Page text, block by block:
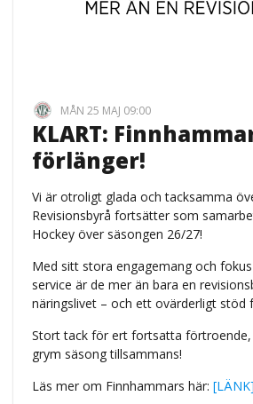
MÅN 25 MAJ 09:00
KLART:
förlänger!
​Vi är otroligt glada och tacksamma
Revisionsbyrå fortsätter som
Hockey över säsongen 26/27!
​Med sitt stora engagemang och
service är de mer än bara en
näringslivet – och ett ovärderligt stöd
​Stort tack för ert fortsatta förtroende,
grym säsong tillsammans!
Läs mer om Finnhammars här: [LÄNK]